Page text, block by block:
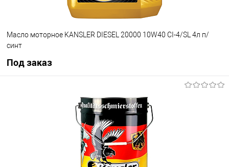
Масло моторное KANSLER DIESEL 20000 10W40 CI-4/SL 4л п/
синт
Под заказ
Под заказ